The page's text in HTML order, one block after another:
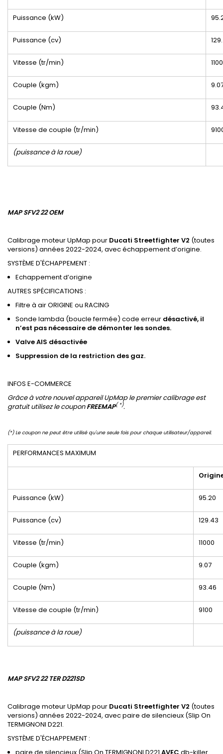
Puissance (kW)
Puissance (cv)
Vitesse (tr/min)
Couple (kgm)
Couple (Nm)
Vitesse de couple (tr/min)
(puissance à la roue)
MAP SFV2 22 OEM
Calibrage moteur UpMap pour Ducati Streetfighter V2 (toutes
versions) années 2022-2024, avec échappement d’origine.
SYSTÈME D'ÉCHAPPEMENT :
Echappement d’origine
AUTRES SPÉCIFICATIONS :
Filtre à air ORIGINE ou RACING
Sonde lambda (boucle fermée) code erreur désactivé, il
n’est pas nécessaire de démonter les sondes.
ValveAIS désactivée
Suppression de la restriction des gaz.
INFOS E-COMMERCE
Grâce à votre nouvel appareil UpMap le premier calibrage est
gratuit utilisez le couponFREEMAP( *).
(*) Le coupon ne peut être utilisé qu'une seule fois pour chaque utilisateur/appareil.
PERFORMANCES MAXIMUM
Puissance (kW) 95.20
Puissance (cv) 129.43
Vitesse (tr/min) 11000
Couple (kgm) 9.07
Couple (Nm) 93.46
Vitesse de couple (tr/min) 9100
(puissance à la roue)
MAP SFV2 22 TER D221SD
Calibrage moteur UpMap pour Ducati Streetfighter V2 (toutes
versions) années 2022-2024, avec paire de silencieux (Slip On
TERMIGNONI D221.
SYSTÈME D'ÉCHAPPEMENT :